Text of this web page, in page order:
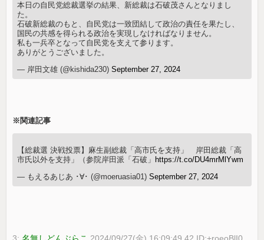
本日の自民党総裁選挙の結果、新総裁は石破茂さんとなりまし
た。
石破新総裁のもと、自民党は一致団結して政治の責任を果たし、
国民の共感を得られる政治を実現しなければなりません。
私も一兵卒となって自民党を支えて参ります。
ありがとうございました。
— 岸田文雄 (@kishida230)September 27, 2024
※関連記事
【総裁選 決戦投票】麻生副総裁「高市氏を支持」 岸田総裁「高
市氏以外を支持」（参院岸田派「石破」 https://t.co/DU4mrMlYwm
— もえるあじあ ･∀･ (@moeruasia01)September 27, 2024